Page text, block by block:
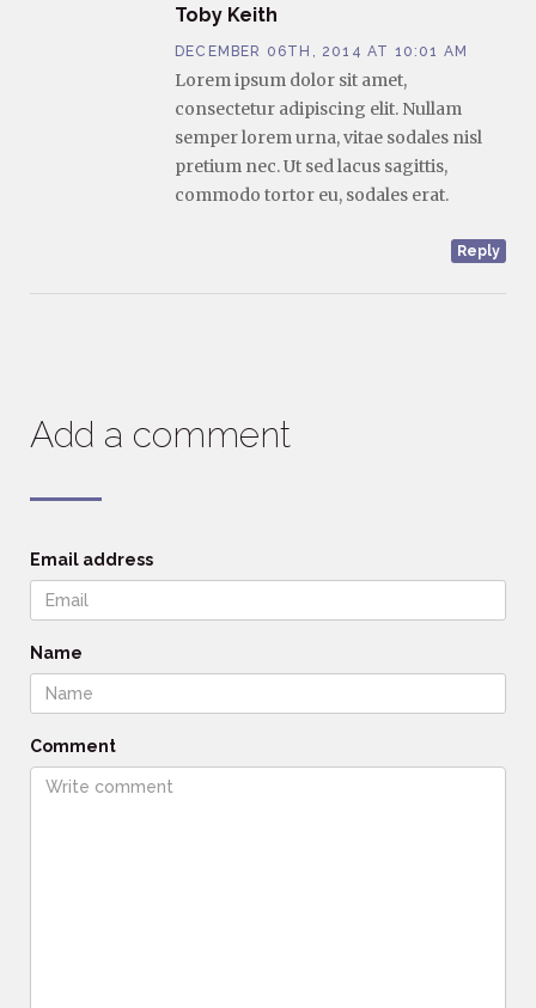
Toby Keith
DECEMBER 06TH, 2014 AT 10:01 AM
Lorem ipsum dolor sit amet,
consectetur adipiscing elit. Nullam
semper lorem urna, vitae sodales nisl
pretium nec. Ut sed lacus sagittis,
commodo tortor eu, sodales erat.
Reply
Add a comment
Email address
Name
Comment